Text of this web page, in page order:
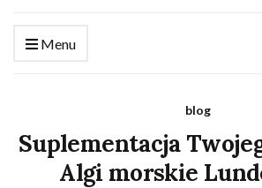
Menu
blog
Suplementacja
Algi morskie